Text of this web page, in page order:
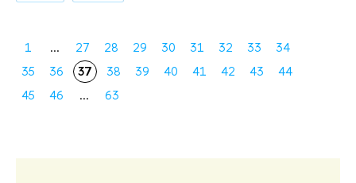
1 ... 27 28 29 30 31 32 33
34
35
36 37 38 39 40 41 42 43
44
45
46 ... 63